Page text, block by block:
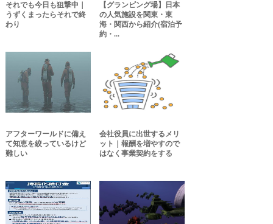
それでも今日も狙撃中｜
うずくまったらそれで終
わり
【グランピング場】日本
の人気施設を関東・東
海・関西から紹介(宿泊予
約・...
アフターワールドに備え
て知恵を絞っているけど
難しい
会社役員に出世するメリ
ット｜報酬を増やすので
はなく事業契約をする